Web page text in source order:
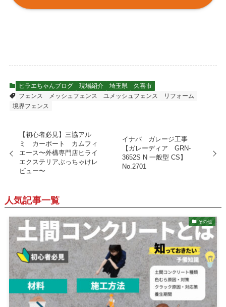
ヒラエちゃんブログ 現場紹介 埼玉県
久喜市
フェンス
メッシュフェンス ユメッシュフェンス
リフォーム
境界フェンス
【初心者必見】三協アル
ミ カーポート カムフィ
エース〜外構専門店ヒライ
エクステリアぶっちゃけレ
ビュー〜
イナバ ガレージ工事
【ガレーディア GRN-
3652S N 一般型 CS】
No.2701
人気記事一覧
その他